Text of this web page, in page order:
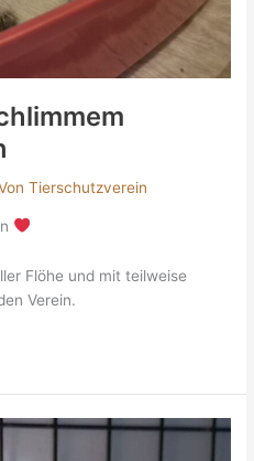
Tierschutzverein
Flöhe und mit teilweise
Verein.